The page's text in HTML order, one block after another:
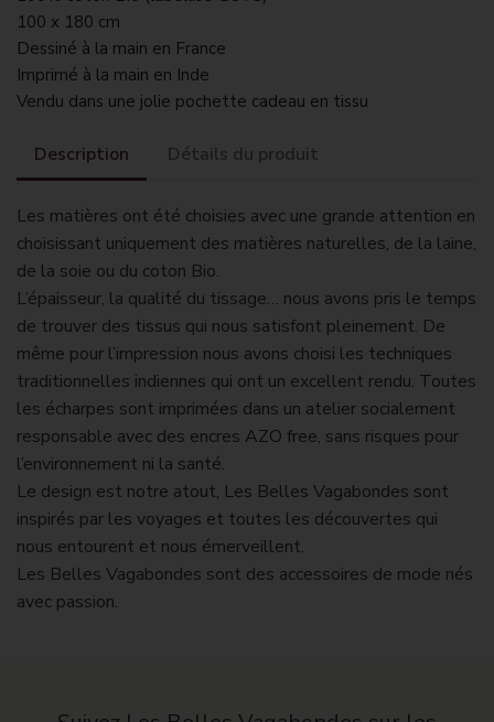
100 x 180 cm
Dessiné à la main en France
Imprimé à la main en Inde
Vendu dans une jolie pochette cadeau en tissu
Description Détails du produit
Les matières ont été choisies avec une grande attention en
choisissant uniquement des matières naturelles, de la laine,
de la soie ou du coton Bio.
L’épaisseur, la qualité du tissage… nous avons pris le temps
de trouver des tissus qui nous satisfont pleinement. De
même pour l’impression nous avons choisi les techniques
traditionnelles indiennes qui ont un excellent rendu. Toutes
les écharpes sont imprimées dans un atelier socialement
responsable avec des encres AZO free, sans risques pour
l’environnement ni la santé.
Le design est notre atout, Les Belles Vagabondes sont
inspirés par les voyages et toutes les découvertes qui
nous entourent et nous émerveillent.
Les Belles Vagabondes sont des accessoires de mode nés
avec passion.